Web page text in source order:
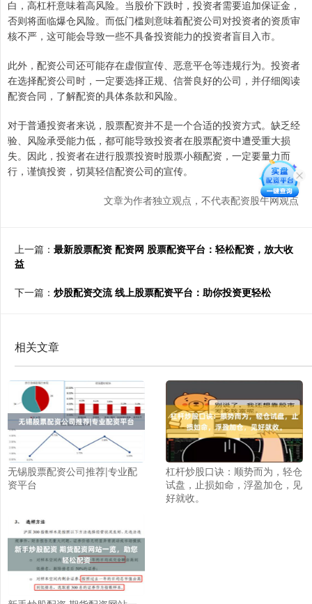
白，高杠杆意味着高风险。当股价下跌时，投资者需要追加保证金，
否则将面临爆仓风险。而低门槛则意味着配资公司对投资者的资质审
核不严，这可能会导致一些不具备投资能力的投资者盲目入市。
此外，配资公司还可能存在虚假宣传、恶意平仓等违规行为。投资者
在选择配资公司时，一定要选择正规、信誉良好的公司，并仔细阅读
配资合同，了解配资的具体条款和风险。
对于普通投资者来说，股票配资并不是一个合适的投资方式。缺乏经
验、风险承受能力低，都可能导致投资者在股票配资中遭受重大损
失。因此，投资者在进行股票投资时股票小额配资，一定要量力而
行，谨慎投资，切莫轻信配资公司的宣传。
文章为作者独立观点，不代表配资股牛网观点
上一篇： 最新股票配资 配资网 股票配资平台：轻松配资，放大收
益
下一篇： 炒股配资交流 线上股票配资平台：助你投资更轻松
相关文章
无锡股票配资公司推荐|专业配
资平台
杠杆炒股口诀：顺势而为，轻仓
试盘，止损如命，浮盈加仓，见
好就收。